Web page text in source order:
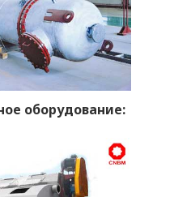
оборудование: